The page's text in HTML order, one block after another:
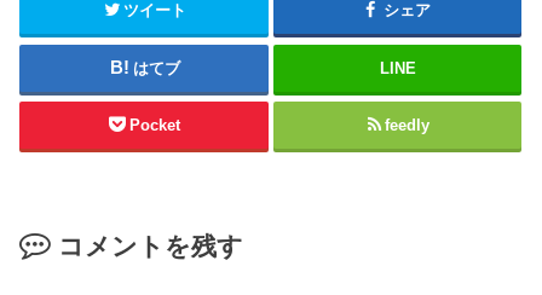
ツイート シェア
はてブ LINE
Pocket feedly
コメントを残す